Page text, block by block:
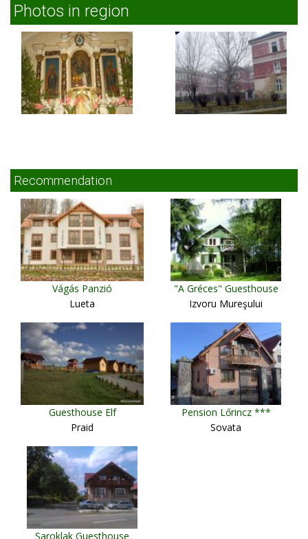
Photos in region
Recommendation
Vágás Panzió
Lueta
"A Gréces" Guesthouse
Izvoru Mureşului
Guesthouse Elf
Praid
Pension Lőrincz ***
Sovata
Saroklak Guesthouse